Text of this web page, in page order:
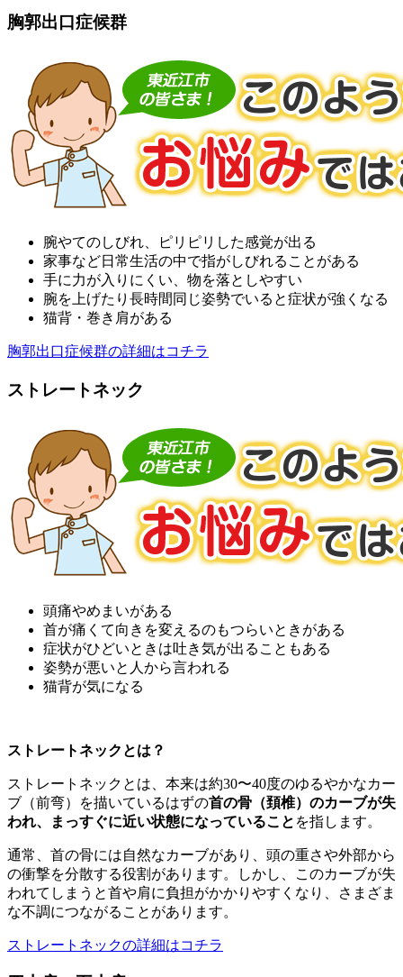
胸郭出口症候群
腕やてのしびれ、ピリピリした感覚が出る
家事など日常生活の中で指がしびれることがある
手に力が入りにくい、物を落としやすい
腕を上げたり長時間同じ姿勢でいると症状が強くなる
猫背・巻き肩がある
胸郭出口症候群の詳細はコチラ
ストレートネック
頭痛やめまいがある
首が痛くて向きを変えるのもつらいときがある
症状がひどいときは吐き気が出ることもある
姿勢が悪いと人から言われる
猫背が気になる
ストレートネック とは？
ストレート ネック と は、 本来は約30〜40度のゆるやかなカー
ブ（前弯） を描いているはずの首の骨（頚椎） のカーブが失
われ、
まっすぐに近い状態になっていること を指し ます。
通常、 首の骨には自然なカーブがあり、 頭の重さや外部から
の衝撃を分散する役割 があり ます。 しかし、 このカーブが失
われて しまう と首や肩に負担がかかり やすく なり、
さまざま
な不調につながる こと があり ます。
ストレートネックの詳細はコチラ